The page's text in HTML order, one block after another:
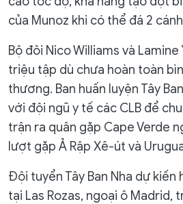
của Munoz khi có thể đá 2
Bộ đôi Nico Williams và
triệu tập dù chưa hoàn toàn
thương. Ban huấn luyện Tây
với đội ngũ y tế các CLB để
trận ra quân gặp Cape Verde
lượt gặp Ả Rập Xê-út và
Đội tuyển Tây Ban Nha dự kiến
tại Las Rozas, ngoại ô Madrid,